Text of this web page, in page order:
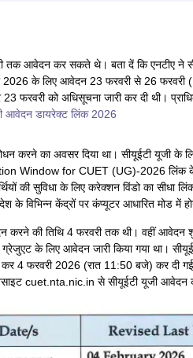
तक आवेदन कर सकते थे। बता दें कि एनटीए ने
2026 के लिए आवेदन 23 फरवरी से 26
को अधिसूचना जारी कर दी थी।
आवेदन डायरेक्ट लिंक 2026
करने का अवसर दिया था। सीयूईटी यूजी के
Window for CUET (UG)-2026 लिंक
की सुविधा के लिए करेक्शन विंडो का सीधा
के विभिन्न केंद्रों पर कंप्यूटर आधारित मोड में
करने की तिथि 4 फरवरी तक थी। वहीं आवेदन
ग्रेजुएट के लिए आवेदन जारी किया गया था।
4 फरवरी 2026 (रात 11:50 बजे) कर दी
वेबसाइट cuet.nta.nic.in से सीयूईटी यूजी